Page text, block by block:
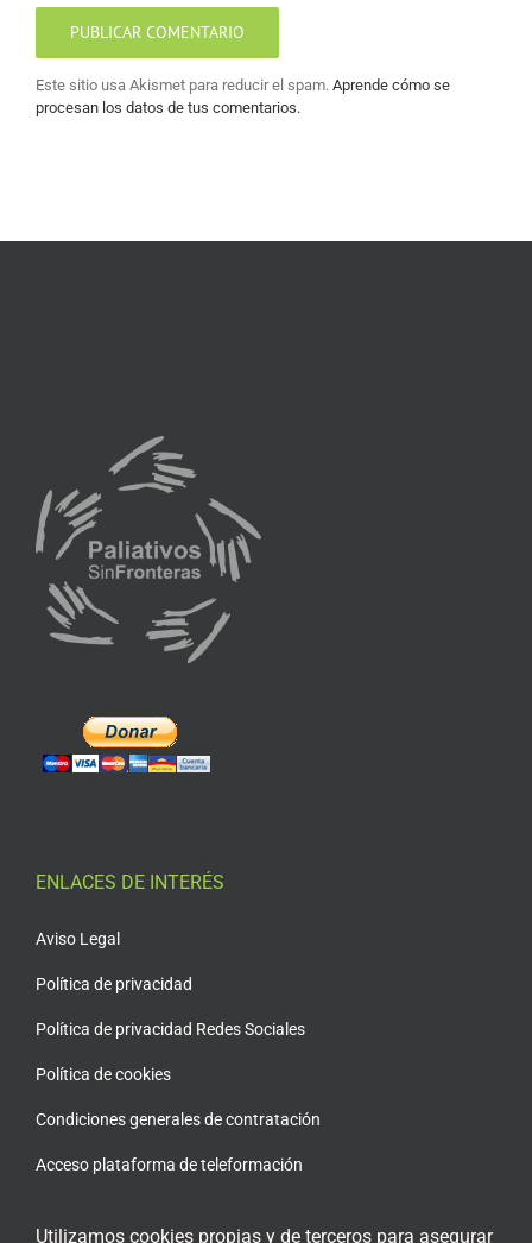
Este sitio usa Akismet para reducir el spam. Aprende cómo se
procesan los datos de tus comentarios.
ENLACES DE INTERÉS
Aviso Legal
Política de privacidad
Política de privacidad Redes Sociales
Política de cookies
Condiciones generales de contratación
Acceso plataforma de teleformación
Utilizamos cookies propias y de terceros para asegurar